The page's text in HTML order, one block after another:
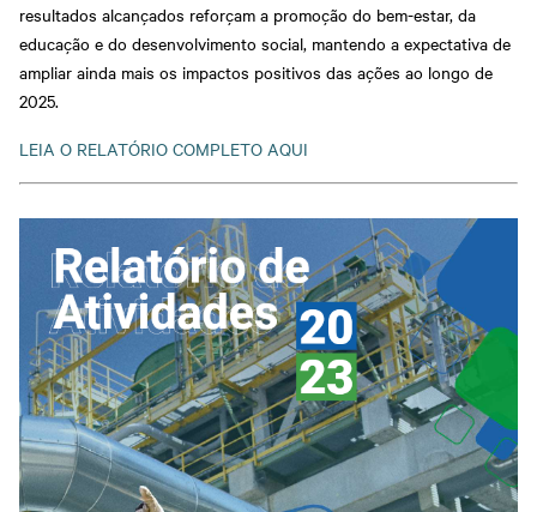
resultados alcançados reforçam a promoção do bem-estar, da
educação e do desenvolvimento social, mantendo a expectativa de
ampliar ainda mais os impactos positivos das ações ao longo de
2025.
LEIA O RELATÓRIO COMPLETO AQUI